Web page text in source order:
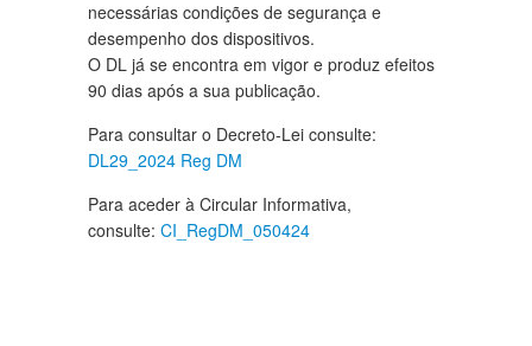
necessárias condições de segurança e
desempenho dos dispositivos.
O DL já se encontra em vigor e produz efeitos
90 dias após a sua publicação.
Para consultar o Decreto-Lei consulte:
DL29_2024 Reg DM
Para aceder à Circular Informativa,
consulte: CI_RegDM_050424